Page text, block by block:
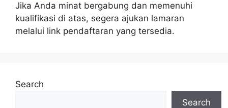
Jika Anda minat bergabung dan memenuhi
kualifikasi di atas, segera ajukan lamaran
melalui link pendaftaran yang tersedia.
Search
Search